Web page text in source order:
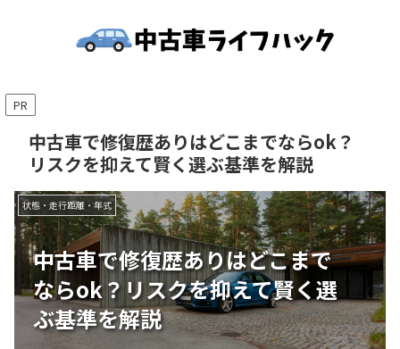
PR
中古車で修復歴ありはどこまでならok？
リスクを抑えて賢く選ぶ基準を解説
中古車で修復歴ありはどこまで
ならok？リスクを抑えて賢く選
ぶ基準を解説
状態・走行距離・年式